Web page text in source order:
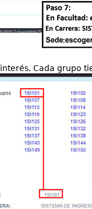
Cada grupo